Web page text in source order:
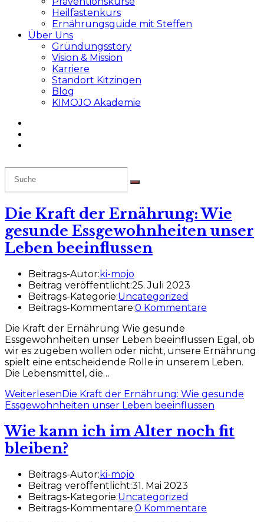
Heilfastenkurs
Ernährungsguide mit Steffen
Über Uns
Gründungsstory
Vision & Mission
Karriere
Standort Kitzingen
Blog
KIMOJO Akademie
Die Kraft der Ernährung: Wie
gesunde Essgewohnheiten unser
Leben beeinflussen
Beitrags-Autor: ki-mojo
Beitrag veröffentlicht:25. Juli 2023
Beitrags-Kategorie:Uncategorized
Beitrags-Kommentare:0 Kommentare
Die Kraft der Ernährung Wie gesunde
Essgewohnheiten unser Leben beeinflussen Egal, ob
wir es zugeben wollen oder nicht, unsere Ernährung
spielt eine entscheidende Rolle in unserem Leben.
Die Lebensmittel, die…
WeiterlesenDie Kraft der Ernährung: Wie gesunde
Essgewohnheiten unser Leben beeinflussen
Wie kann ich im Alter noch fit
bleiben?
Beitrags-Autor: ki-mojo
Beitrag veröffentlicht:31. Mai 2023
Beitrags-Kategorie:Uncategorized
Beitrags-Kommentare:0 Kommentare